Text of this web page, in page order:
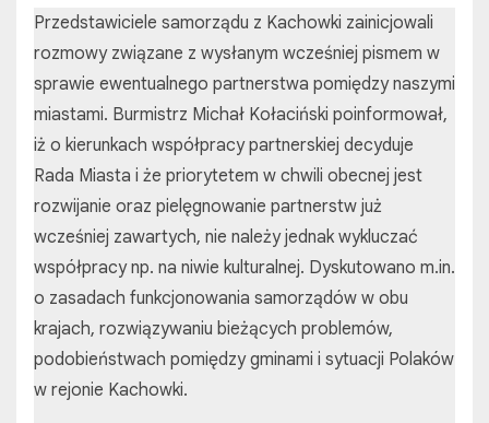
Przedstawiciele samorządu z Kachowki zainicjowali
rozmowy związane z wysłanym wcześniej pismem w
sprawie ewentualnego partnerstwa pomiędzy naszymi
miastami. Burmistrz Michał Kołaciński poinformował,
iż o kierunkach współpracy partnerskiej decyduje
Rada Miasta i że priorytetem w chwili obecnej jest
rozwijanie oraz pielęgnowanie partnerstw już
wcześniej zawartych, nie należy jednak wykluczać
współpracy np. na niwie kulturalnej. Dyskutowano m.in.
o zasadach funkcjonowania samorządów w obu
krajach, rozwiązywaniu bieżących problemów,
podobieństwach pomiędzy gminami i sytuacji Polaków
w rejonie Kachowki.